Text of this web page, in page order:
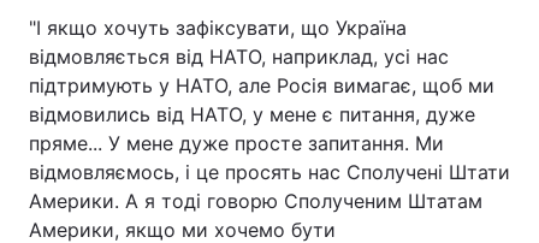
"І якщо хочуть зафіксувати, що Україна
відмовляється від НАТО, наприклад, усі нас
підтримують у НАТО, але Росія вимагає, щоб ми
відмовились від НАТО, у мене є питання, дуже
пряме... У мене дуже просте запитання. Ми
відмовляємось, і це просять нас Сполучені Штати
Америки. А я тоді говорю Сполученим Штатам
Америки, якщо ми хочемо бути